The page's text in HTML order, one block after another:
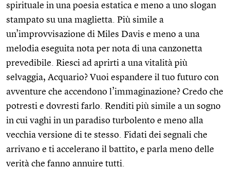
spirituale in una poesia estatica e meno a uno slogan
stampato su una maglietta. Più simile a
un’improvvisazione di Miles Davis e meno a una
melodia eseguita nota per nota di una canzonetta
prevedibile. Riesci ad aprirti a una vitalità più
selvaggia, Acquario? Vuoi espandere il tuo futuro con
avventure che accendono l’immaginazione? Credo che
potresti e dovresti farlo. Renditi più simile a un sogno
in cui vaghi in un paradiso turbolento e meno alla
vecchia versione di te stesso. Fidati dei segnali che
arrivano e ti accelerano il battito, e parla meno delle
verità che fanno annuire tutti.